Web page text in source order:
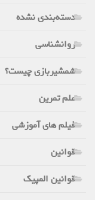
دسته‌بندی نشده
روانشناسی
شمشیربازی چیست؟
علم تمرین
فیلم های آموزشی
قوانین
قوانین المپیک